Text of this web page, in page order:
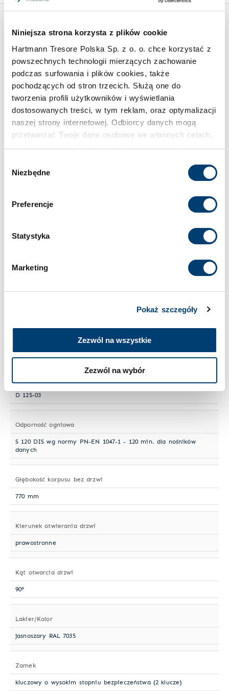
Niniejsza strona korzysta z plików cookie
Hartmann Tresore Polska Sp. z o. o. chce korzystać z
powszechnych technologii mierzących zachowanie
podczas surfowania i plików cookies, także
pochodzących od stron trzecich. Służą one do
tworzenia profili użytkowników i wyświetlania
dostosowanych treści, w tym reklam, oraz optymalizacji
naszej strony internetowej. Odbiorcy danych mogą
przetwarzać Twoje dane osobowe we własnych celach.
Używamy pewnych technologii w oparciu o równowagę
odrzucić i wycofać swoją zgodę w dowolnej chwili ze
wPolityce prywatności
Polityce wykorzystywania
zgody
Niezbędne
Preferencje
Statystyka
Marketing
Pokaż szczegóły
Zezwól na wszystkie
Zezwól na wybór
Wymiary zewnętrzne (W x Sz x G)
1295 mm × 786 mm × 918 mm
Wymiary wewnętrzne (W x Sz x G)
895 mm × 444 mm × 470 mm
191 l
Limit wartości chronionej w domu
D 125-03
Odporność ogniowa
S 120 DIS wg normy PN-EN 1047-1 - 120 min. dla nośników
danych
Głębokość korpusu bez drzwi
770 mm
Kierunek otwierania drzwi
prawostronne
Kąt otwarcia drzwi
90°
Lakier/Kolor
jasnoszary RAL 7035
Zamek
kluczowy o wysokim stopniu bezpieczeństwa (2 klucze)